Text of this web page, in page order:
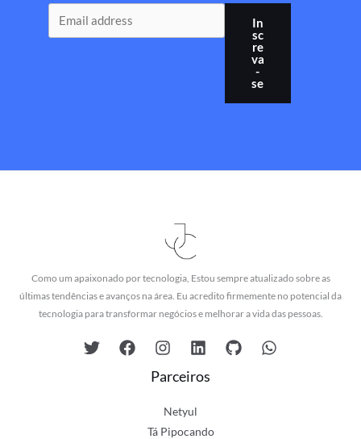
In
sc
re
va
-
se
Como um apaixonado por tecnologia, Estou sempre atualizado sobre as
últimas tendências e avanços na área. Eu acredito firmemente no potencial da
tecnologia para transformar negócios e melhorar a vida das pessoas.
Parceiros
Netyul
Tá Pipocando